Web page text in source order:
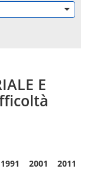
E
1991 2001 2011